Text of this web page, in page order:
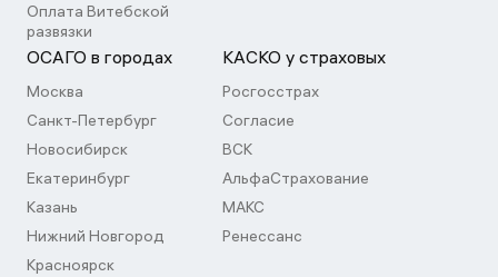
Оплата Витебской
развязки
ОСАГО в городах
Москва
Санкт-Петербург
Новосибирск
Екатеринбург
Казань
Нижний Новгород
Красноярск
КАСКО у страховых
Росгосстрах
Согласие
ВСК
АльфаСтрахование
МАКС
Ренессанс